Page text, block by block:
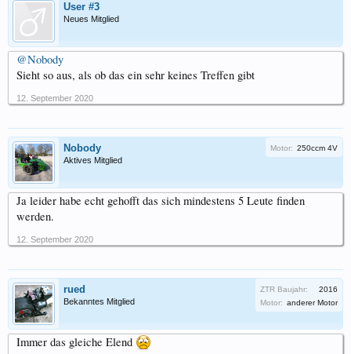
User #3
Neues Mitglied
@Nobody
Sieht so aus, als ob das ein sehr keines Treffen gibt
12. September 2020
Nobody
Aktives Mitglied
Motor: 250ccm 4V
Ja leider habe echt gehofft das sich mindestens 5 Leute finden
werden.
12. September 2020
rued
Bekanntes Mitglied
ZTR Baujahr:
2016
Motor: anderer Motor
Immer das gleiche Elend